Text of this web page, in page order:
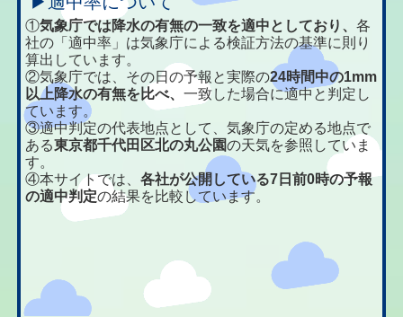
①気象庁では降水の有無の一致を適中としており、各
社の「適中率」は気象庁による検証方法の基準に則り
算出しています。
②気象庁では、その日の予報と実際の24時間中の1mm
以上降水の有無を比べ、一致した場合に適中と判定し
ています。
③適中判定の代表地点として、気象庁の定める地点で
ある東京都千代田区北の丸公園の天気を参照していま
す。
④本サイトでは、各社が公開している7日前0時の予報
の適中判定の結果を比較しています。